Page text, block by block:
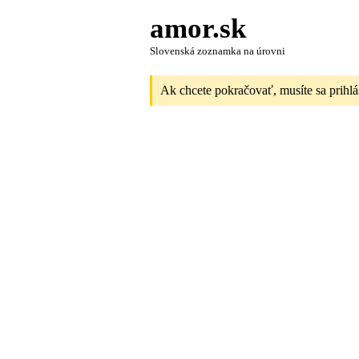
amor.sk
Slovenská zoznamka na úrovni
Ak chcete pokračovať, musíte sa